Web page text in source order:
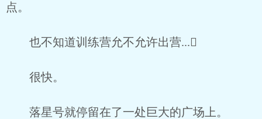
点。
也不知道训练营允不允许出营...񱜆
很快。
落星号就停留在了一处巨大的广场上。